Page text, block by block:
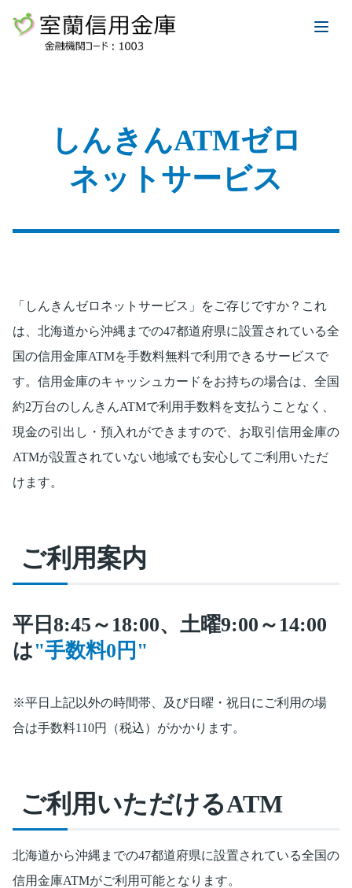
しんきんATMゼロ
ネットサービス
「しんきんゼロネットサービス」をご存じですか？これ
は、北海道から沖縄までの47都道府県に設置されている全
国の信用金庫ATMを手数料無料で利用できるサービスで
す。信用金庫のキャッシュカードをお持ちの場合は、全国
約2万台のしんきんATMで利用手数料を支払うことなく、
現金の引出し・預入れができますので、お取引信用金庫の
ATMが設置されていない地域でも安心してご利用いただ
けます。
ご利用案内
平日8:45～18:00、土曜9:00～14:00
は"手数料0円"
平日上記以外の時間帯、及び日曜・祝日にご利用の場
合は手数料110円（税込）がかかります。
ご利用いただけるATM
北海道から沖縄までの47都道府県に設置されている全国の
信用金庫ATMがご利用可能となります。